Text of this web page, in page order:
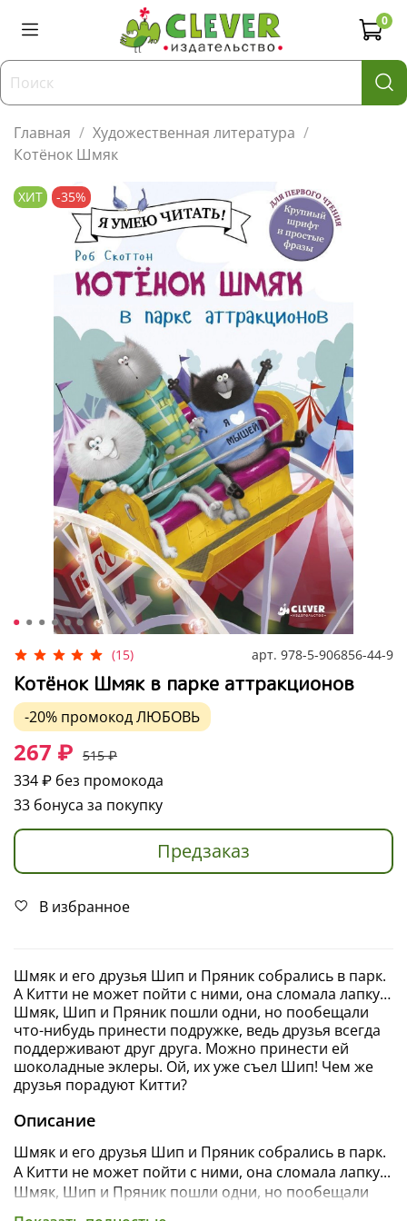
0
Главная
Художественная литература
Котёнок Шмяк
ХИТ -35%
(15) арт. 978-5-906856-44-9
Котёнок Шмяк в парке аттракционов
-20% промокодЛЮБОВЬ
267 ₽ 515 ₽
334 ₽ без промокода
33 бонуса за покупку
Предзаказ
В избранное
Шмяк и его друзья Шип и Пряник собрались в парк.
А Китти не может пойти с ними, она сломала лапку…
Шмяк, Шип и Пряник пошли одни, но пообещали
что-нибудь принести подружке, ведь друзья всегда
поддерживают друг друга. Можно принести ей
шоколадные эклеры. Ой, их уже съел Шип! Чем же
друзья порадуют Китти?
Описание
Шмяк и его друзья Шип и Пряник собрались в парк.
А Китти не может пойти с ними, она сломала лапку...
Шмяк, Шип и Пряник пошли одни, но пообещали
что-нибудь принести подружке, ведь друзья всегда